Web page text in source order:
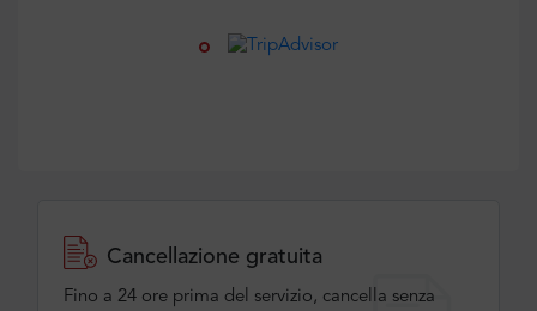
Cancellazione gratuita
Fino a 24 ore prima del servizio, cancella senza